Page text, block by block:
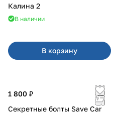
Калина 2
В наличии
В корзину
1 800 ₽
Секретные болты Save Car